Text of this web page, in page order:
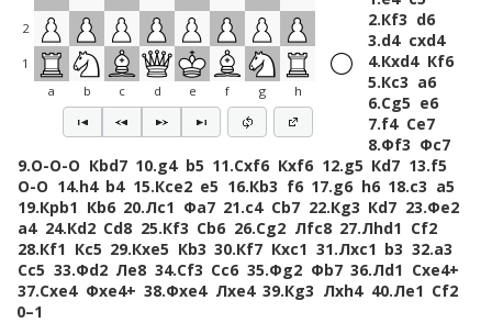
2
1
a
b c d e f g h
2.Кf3 d6
3.d4 cxd4
4.Кxd4 Кf6
5.Кc3 a6
6.Сg5 e6
7.f4 Сe7
8.Фf3 Фc7
9.O-O-O Кbd7 10.g4 b5 11.Сxf6 Кxf6 12.g5 Кd7 13.f5
O-O 14.h4 b4 15.Кce2 e5 16.Кb3 f6 17.g6 h6 18.c3 a5
19.Крb1 Кb6 20.Лc1 Фa7 21.c4 Сb7 22.Кg3 Кd7 23.Фe2
a4 24.Кd2 Сd8 25.Кf3 Сb6 26.Сg2 Лfc8 27.Лhd1 Сf2
28.Кf1 Кc5 29.Кxe5 Кb3 30.Кf7 Кxc1 31.Лxc1 b3 32.a3
Сc5 33.Фd2 Лe8 34.Сf3 Сc6 35.Фg2 Фb7 36.Лd1 Сxe4+
37.Сxe4 Фxe4+ 38.Фxe4 Лxe4 39.Кg3 Лxh4 40.Лe1 Сf2
0–1